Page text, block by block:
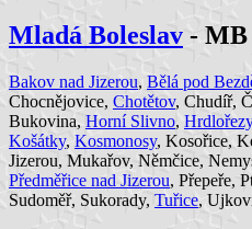
Mladá Boleslav - MB
Bakov nad Jizerou, Bělá pod
Chocnějovice, Chotětov, Chudíř,
Bukovina, Horní Slivno, Hrdlořezy
Košátky, Kosmonosy, Kosořice,
Jizerou, Mukařov, Němčice,
Předměřice nad Jizerou, Přepeře,
Sudoměř, Sukorady, Tuřice,